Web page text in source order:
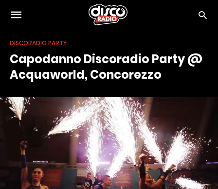
DISCORADIO PARTY
Capodanno Discoradio Party @
Acquaworld, Concorezzo